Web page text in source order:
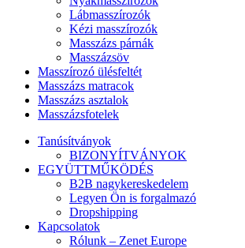
Lábmasszírozók
Kézi masszírozók
Masszázs párnák
Masszázsöv
Masszírozó ülésfeltét
Masszázs matracok
Masszázs asztalok
Masszázsfotelek
Tanúsítványok
BIZONYÍTVÁNYOK
EGYÜTTMŰKÖDÉS
B2B nagykereskedelem
Legyen Ön is forgalmazó
Dropshipping
Kapcsolatok
Rólunk – Zenet Europe